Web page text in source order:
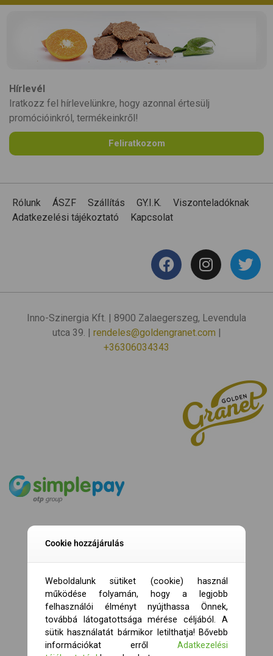
Hírlevél
Iratkozz fel hírlevelünkre, hogy azonnal értesülj
promócióinkról, termékeinkről!
Feliratkozom
Rólunk ÁSZF Szállítás GY.I.K.
Viszonteladóknak
Adatkezelési tájékoztató
Kapcsolat
Inno-Szinergia Kft. | 8900 Zalaegerszeg, Levendula
utca 39. | rendeles@goldengranet.com |
+36306034343
Cookie hozzájárulás
Weboldalunk sütiket (cookie) használ
működése folyamán, hogy a legjobb
felhasználói élményt nyújthassa Önnek,
továbbá látogatottsága mérése céljából. A
sütik használatát bármikor letilthatja! Bővebb
információkat errőlAdatkezelési